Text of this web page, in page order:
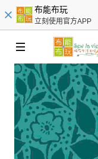
布能布玩
立刻使用官方APP